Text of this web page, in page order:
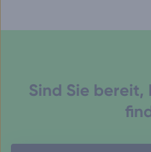
Sind Sie bereit,